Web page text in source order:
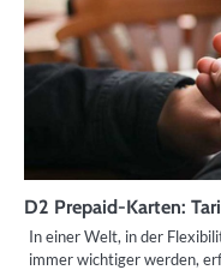
D2 Prepaid-Karten:
In einer Welt, in der
immer wichtiger werden,